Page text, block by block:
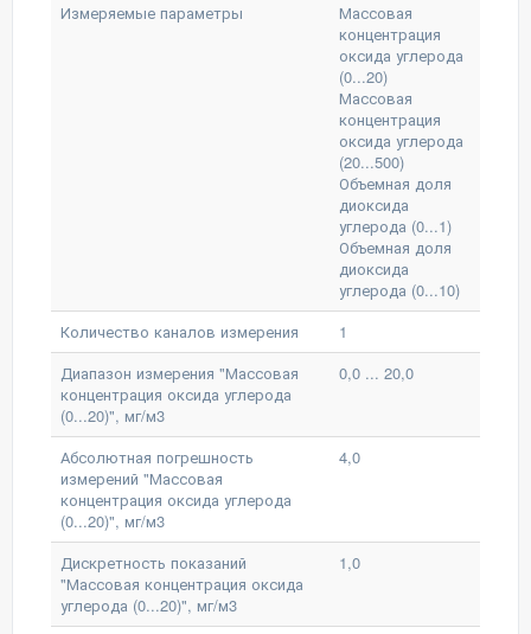
Измеряемые параметры
Массовая
концентрация
оксида углерода
(0...20)
Массовая
концентрация
оксида углерода
(20...500)
Объемная доля
диоксида
углерода (0...1)
Объемная доля
диоксида
углерода (0...10)
Количество каналов измерения
1
Диапазон измерения "Массовая
концентрация оксида углерода
(0...20)", мг/м3
0,0 ... 20,0
Абсолютная погрешность
измерений "Массовая
концентрация оксида углерода
(0...20)", мг/м3
4,0
Дискретность показаний
"Массовая концентрация оксида
углерода (0...20)", мг/м3
1,0